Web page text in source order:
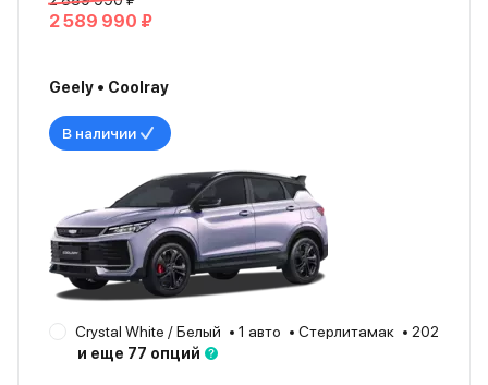
2 589 990 ₽
Geely • Coolray
В наличии
Crystal White / Белый 1 авто Стерлитамак
2026
и еще 77 опций